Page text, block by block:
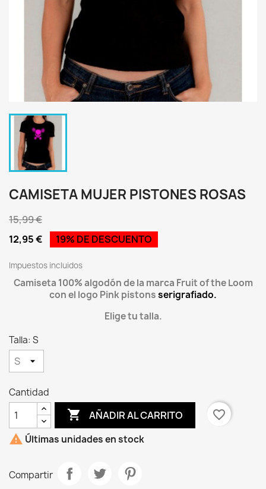
CAMISETA MUJER PISTONES ROSAS
15,99 €
12,95 €
19% DE DESCUENTO
Impuestos incluidos
Camiseta 100% algodón de la marca Fruit of the Loom
con el logo Pink pistonsserigrafiado.
Elige tu talla.
Talla: S
Cantidad
 AÑADIR AL CARRITO
favorite_border
 Últimas unidades en stock
Compartir